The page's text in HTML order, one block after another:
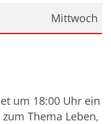
Mittwoch
um 18:00 Uhr ein
Thema Leben,